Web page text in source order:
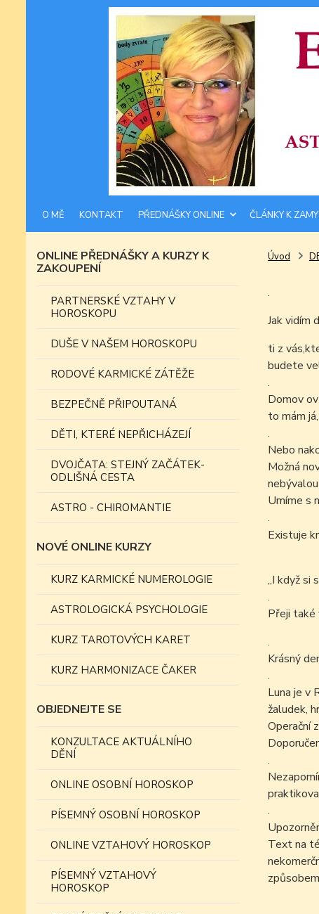
O MĚ KONTAKT PŘEDNÁŠKY ONLINE ČLÁNKY K
ONLINE PŘEDNÁŠKY A KURZY K
ZAKOUPENÍ
PARTNERSKÉ VZTAHY V
HOROSKOPU
DUŠE V NAŠEM HOROSKOPU
RODOVÉ KARMICKÉ ZÁTĚŽE
BEZPEČNĚ PŘIPOUTANÁ
DĚTI, KTERÉ NEPŘICHÁZEJÍ
DVOJČATA: STEJNÝ ZAČÁTEK-
ODLIŠNÁ CESTA
ASTRO - CHIROMANTIE
NOVÉ ONLINE KURZY
KURZ KARMICKÉ NUMEROLOGIE
ASTROLOGICKÁ PSYCHOLOGIE
KURZ TAROTOVÝCH KARET
KURZ HARMONIZACE ČAKER
OBJEDNEJTE SE
KONZULTACE AKTUÁLNÍHO
DĚNÍ
ONLINE OSOBNÍ HOROSKOP
PÍSEMNÝ OSOBNÍ HOROSKOP
ONLINE VZTAHOVÝ HOROSKOP
PÍSEMNÝ VZTAHOVÝ
HOROSKOP
Úvod
.
Jak vidím
ti z
budete
.
Domov
to mám
.
Nebo
Možná
Umíme s
.
Existuje
„I když si
.
Přeji také
.
Krásný
.
Luna je v
žaludek,
Operační
.
.
Text na